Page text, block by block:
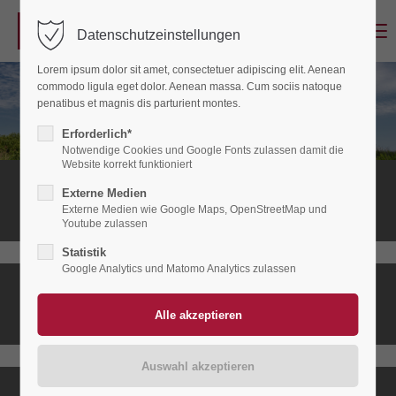
Login
Benutzername
Passwort
Anmelden
Register|Lost your password?
Support
Lorem ipsum dolor sit amet:
Stationäres
Hospiz
Ambulanter
Datenschutzeinstellungen
Lorem ipsum dolor sit amet, consectetuer adipiscing elit. Aenean
commodo ligula eget dolor. Aenean massa. Cum sociis natoque
penatibus et magnis dis parturient montes.
Erforderlich*
Notwendige Cookies und Google Fonts zulassen damit die
Website korrekt funktioniert
Externe Medien
Externe Medien wie Google Maps, OpenStreetMap und
Youtube zulassen
Statistik
Google Analytics und Matomo Analytics zulassen